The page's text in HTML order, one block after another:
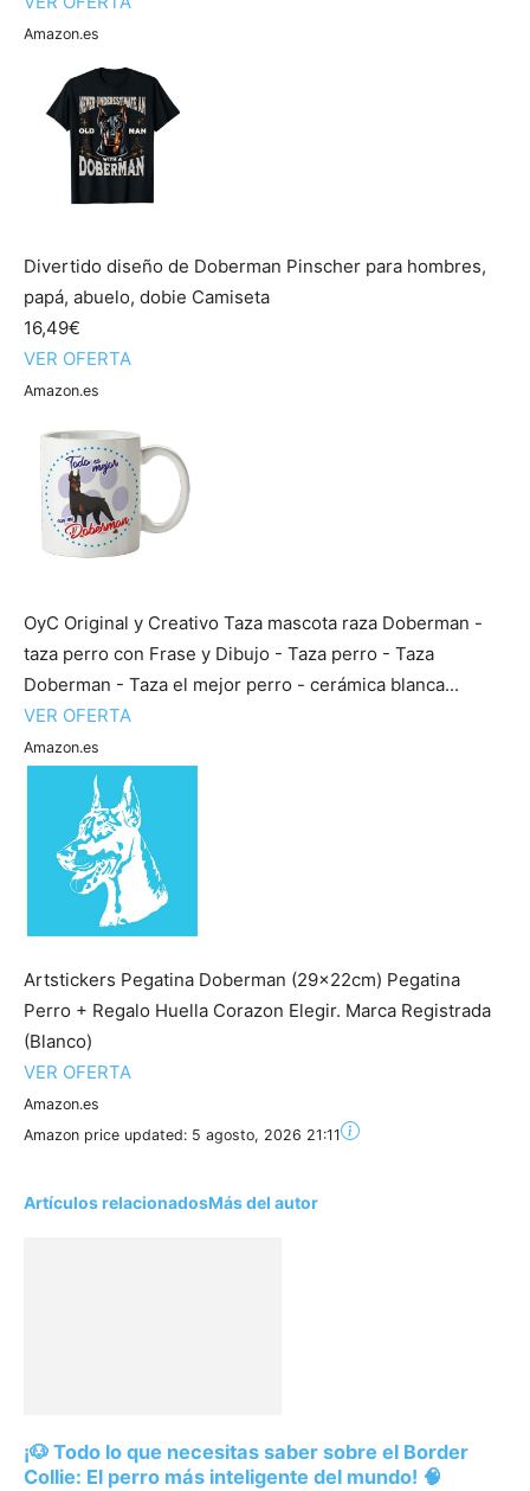
Amazon.es
Divertido diseño de Doberman Pinscher para hombres,
papá, abuelo, dobie Camiseta
16,49€
VER OFERTA
Amazon.es
OyC Original y Creativo Taza mascota raza Doberman -
taza perro con Frase y Dibujo - Taza perro - Taza
Doberman - Taza el mejor perro - cerámica blanca...
VER OFERTA
Amazon.es
Artstickers Pegatina Doberman (29x22cm) Pegatina
Perro + Regalo Huella Corazon Elegir. Marca Registrada
(Blanco)
VER OFERTA
Amazon.es
Amazon price updated: 5 agosto, 2026 21:11
Artículos relacionadosMás del autor
¡🐶 Todo lo que necesitas saber sobre el Border
Collie: El perro más inteligente del mundo! 🧠